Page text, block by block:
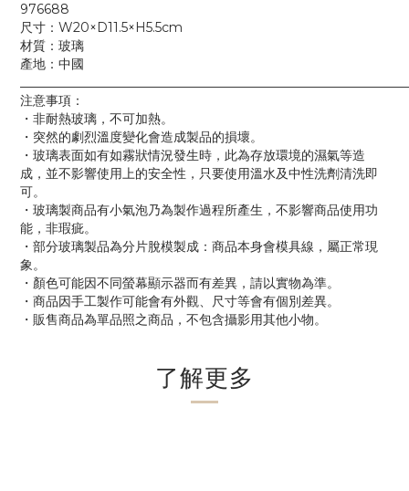
976688
尺寸：W20×D11.5×H5.5cm
材質：玻璃
產地：中國
注意事項：
・非耐熱玻璃，不可加熱。
・突然的劇烈溫度變化會造成製品的損壞。
・玻璃表面如有如霧狀情況發生時，此為存放環境的濕氣等造
成，並不影響使用上的安全性，只要使用溫水及中性洗劑清洗即
可。
・玻璃製商品有小氣泡乃為製作過程所產生，不影響商品使用功
能，非瑕疵。
・部分玻璃製品為分片脫模製成：商品本身會模具線，屬正常現
象。
・顏色可能因不同螢幕顯示器而有差異，請以實物為準。
・商品因手工製作可能會有外觀、尺寸等會有個別差異。
・販售商品為單品照之商品，不包含攝影用其他小物。
了解更多